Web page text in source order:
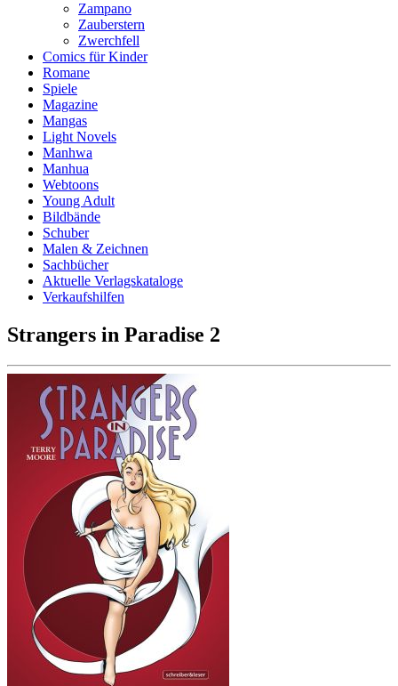
Zampano
Zauberstern
Zwerchfell
Comics für Kinder
Romane
Spiele
Magazine
Mangas
Light Novels
Manhwa
Manhua
Webtoons
Young Adult
Bildbände
Schuber
Malen & Zeichnen
Sachbücher
Aktuelle Verlagskataloge
Verkaufshilfen
Strangers in Paradise 2